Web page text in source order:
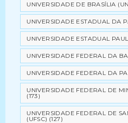
UNIVERSIDADE DE BRASÍLIA
UNIVERSIDADE ESTADUAL DA
UNIVERSIDADE ESTADUAL
UNIVERSIDADE FEDERAL DA
UNIVERSIDADE FEDERAL DA
UNIVERSIDADE FEDERAL DE
(173)
UNIVERSIDADE FEDERAL DE
(UFSC) (127)